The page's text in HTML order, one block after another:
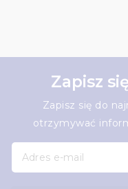
Zapisz
Zapisz się do
otrzymywać